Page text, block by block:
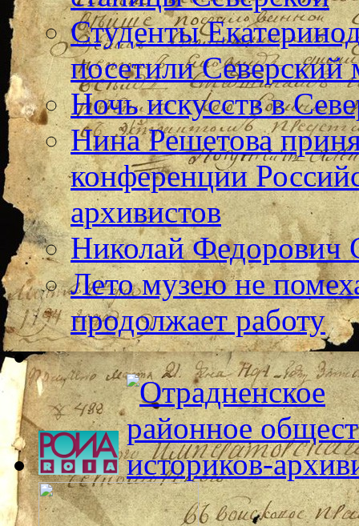
Студенты
посетили Северский
Ночь искусств в
Нина Решетова
конференции
архивистов
Николай Федорович
Лето музею не
продолжает работу